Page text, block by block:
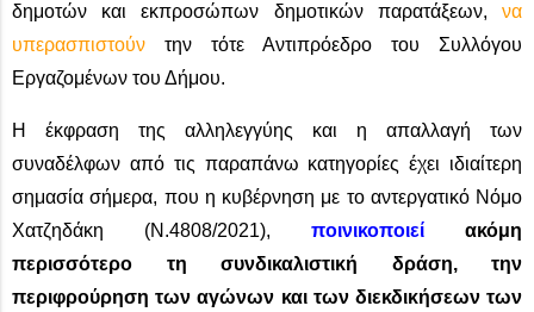
δημοτών και εκπροσώπων δημοτικών παρατάξεων, να
υπερασπιστούν την τότε Αντιπρόεδρο του Συλλόγου
Εργαζομένων του Δήμου.
Η έκφραση της αλληλεγγύης και η απαλλαγή των
συναδέλφων από τις παραπάνω κατηγορίες έχει ιδιαίτερη
σημασία σήμερα, που η κυβέρνηση με το αντεργατικό Νόμο
Χατζηδάκη (Ν.4808/2021), ποινικοποιεί ακόμη
περισσότερο τη συνδικαλιστική δράση, την
περιφρούρηση των αγώνων και των διεκδικήσεων των